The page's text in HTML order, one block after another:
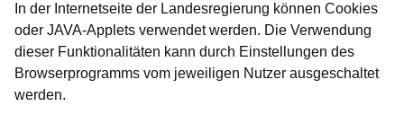
In der Internetseite der Landesregierung können Cookies
oder JAVA-Applets verwendet werden. Die Verwendung
dieser Funktionalitäten kann durch Einstellungen des
Browserprogramms vom jeweiligen Nutzer ausgeschaltet
werden.